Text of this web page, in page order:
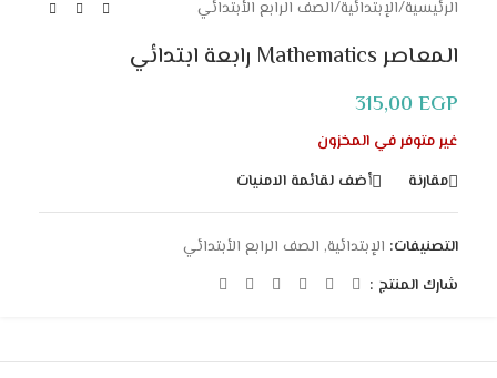
الرئيسية/الإبتدائية/الصف الرابع الأبتدائي
المعاصر Mathematics رابعة ابتدائي
315,00 EGP
غير متوفر في المخزون
مقارنة
أضف لقائمة الامنيات
التصنيفات: الإبتدائية, الصف الرابع الأبتدائي
شارك المنتج :